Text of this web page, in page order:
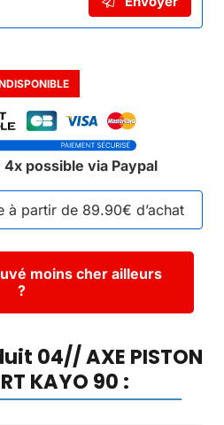
4x possible via Paypal
à partir de 89.90€ d’achat
moins cher ailleurs
?
04// AXE PISTON
KAYO 90 :